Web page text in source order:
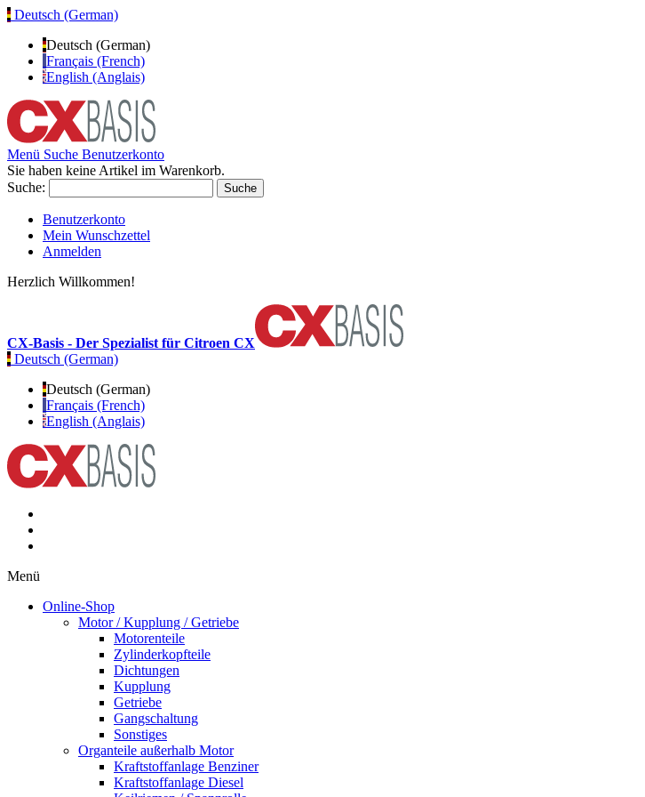
Deutsch (German)
Deutsch (German)
Français (French)
English (Anglais)
Menü Suche Benutzerkonto
Sie haben keine Artikel im Warenkorb.
Suche:
Suche
Benutzerkonto
Mein Wunschzettel
Anmelden
Herzlich Willkommen!
CX-Basis - Der Spezialist für Citroen CX
Deutsch (German)
Deutsch (German)
Français (French)
English (Anglais)
Menü
Online-Shop
Motor / Kupplung / Getriebe
Motorenteile
Zylinderkopfteile
Dichtungen
Kupplung
Getriebe
Gangschaltung
Sonstiges
Organteile außerhalb Motor
Kraftstoffanlage Benziner
Kraftstoffanlage Diesel